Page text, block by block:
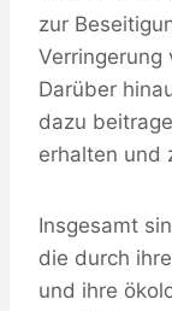
zur
Verringerung
Darüber
dazu
erhalten und
Insgesamt
die durch
und ihre